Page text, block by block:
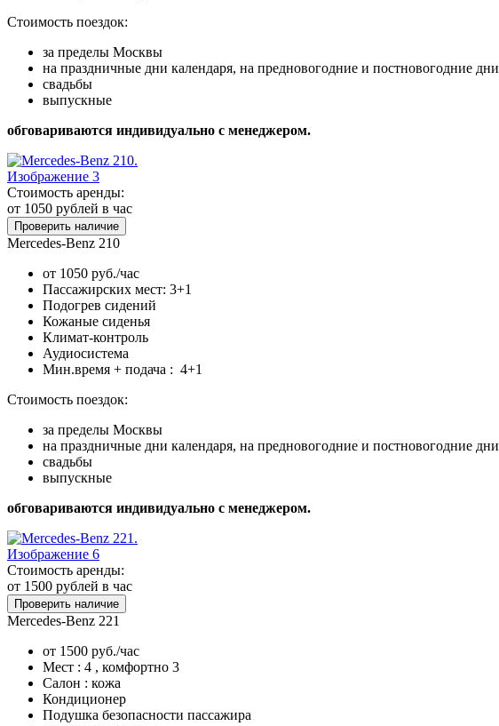
Стоимость поездок:
за пределы Москвы
на праздничные дни календаря, на предновогодние и постновогодние дни
свадьбы
выпускные
обговариваются индивидуально с менеджером.
Стоимость аренды:
от 1050 рублей в час
Проверить наличие
Mercedes-Benz 210
от 1050 руб./час
Пассажирских мест: 3+1
Подогрев сидений
Кожаные сиденья
Климат-контроль
Аудиосистема
Мин.время + подача : 4+1
Стоимость поездок:
за пределы Москвы
на праздничные дни календаря, на предновогодние и постновогодние дни
свадьбы
выпускные
обговариваются индивидуально с менеджером.
Стоимость аренды:
от 1500 рублей в час
Проверить наличие
Mercedes-Benz 221
от 1500 руб./час
Мест : 4 , комфортно 3
Салон : кожа
Кондиционер
Подушка безопасности пассажира